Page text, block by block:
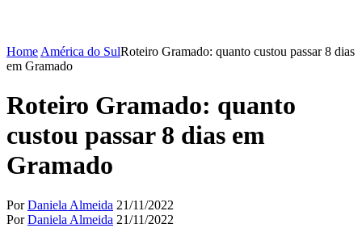
Home América do SulRoteiro Gramado: quanto custou passar 8 dias
em Gramado
Roteiro Gramado: quanto
custou passar 8 dias em
Gramado
PorDaniela Almeida 21/11/2022
PorDaniela Almeida 21/11/2022